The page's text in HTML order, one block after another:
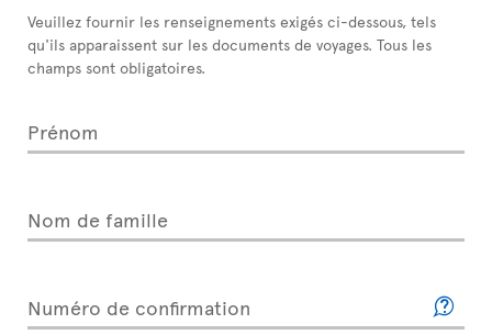
Veuillez fournir les renseignements exigés ci-dessous, tels
qu'ils apparaissent sur les documents de voyages. Tous les
champs sont obligatoires.
Prénom
Nom de famille
Numéro de confirmation